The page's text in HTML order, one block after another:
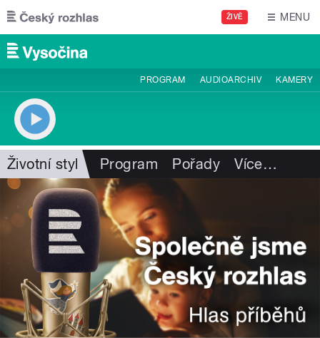
Přejít k hlavnímu obsahu
ŽIVĚ MENU
PROGRAM AUDIOARCHIV KAMERY
Životní styl Program Pořady Více…